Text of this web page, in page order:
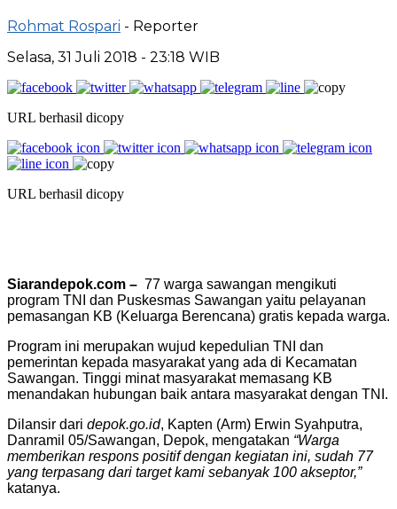
Rohmat Rospari - Reporter
Selasa, 31 Juli 2018 - 23:18 WIB
URL berhasil dicopy
URL berhasil dicopy
Siarandepok.com – 77 warga sawangan mengikuti
program TNI dan Puskesmas Sawangan yaitu pelayanan
pemasangan KB (Keluarga Berencana) gratis kepada warga.
Program ini merupakan wujud kepedulian TNI dan
pemerintan kepada masyarakat yang ada di Kecamatan
Sawangan. Tinggi minat masyarakat memasang KB
menandakan hubungan baik antara masyarakat dengan TNI.
Dilansir dari depok.go.id, Kapten (Arm) Erwin Syahputra,
Danramil 05/Sawangan, Depok, mengatakan “Warga
memberikan respons positif dengan kegiatan ini, sudah 77
yang terpasang dari target kami sebanyak 100 akseptor,”
katanya.